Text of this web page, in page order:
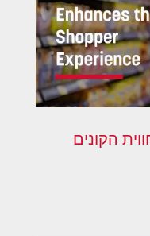
הקונים